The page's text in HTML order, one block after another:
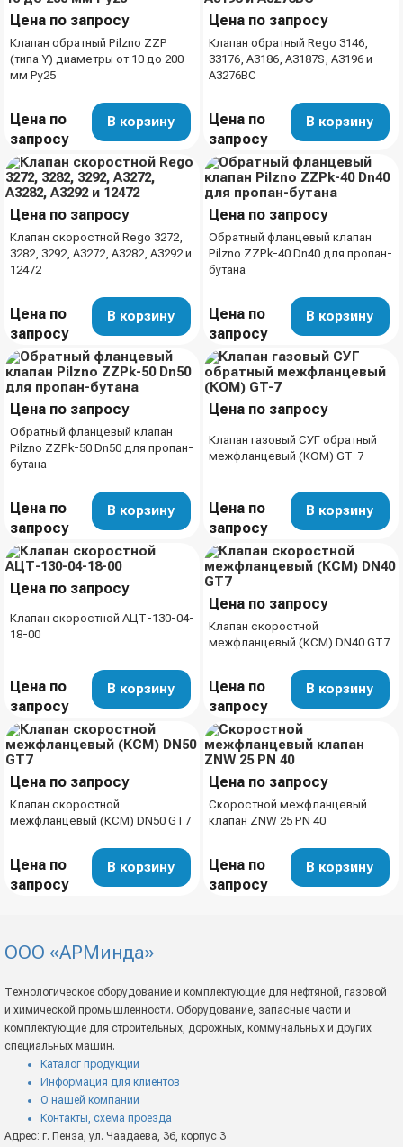
Цена по запросу
Клапан обратный Pilzno ZZP
(типа Y) диаметры от 10 до 200
мм Ру25
Цена по
запросу
В корзину
Цена по запросу
Клапан обратный Rego 3146,
33176, A3186, A3187S, A3196 и
A3276BC
Цена по
запросу
В корзину
Цена по запросу
Клапан скоростной Rego 3272,
3282, 3292, A3272, A3282, A3292 и
12472
Цена по
запросу
В корзину
Цена по запросу
Обратный фланцевый клапан
Pilzno ZZPk-40 Dn40 для пропан-
бутана
Цена по
запросу
В корзину
Цена по запросу
Обратный фланцевый клапан
Pilzno ZZPk-50 Dn50 для пропан-
бутана
Цена по
запросу
В корзину
Цена по запросу
Клапан газовый СУГ обратный
межфланцевый (КОМ) GT-7
Цена по
запросу
В корзину
Цена по запросу
Клапан скоростной АЦТ-130-04-
18-00
Цена по
запросу
В корзину
Цена по запросу
Клапан скоростной
межфланцевый (КСМ) DN40 GT7
Цена по
запросу
В корзину
Цена по запросу
Клапан скоростной
межфланцевый (КСМ) DN50 GT7
Цена по
запросу
В корзину
Цена по запросу
Скоростной межфланцевый
клапан ZNW 25 PN 40
Цена по
запросу
В корзину
ООО «АРМинда»
Технологическое оборудование и комплектующие для нефтяной, газовой
и химической промышленности. Оборудование, запасные части и
комплектующие для строительных, дорожных, коммунальных и других
специальных машин.
Каталог продукции
Информация для клиентов
О нашей компании
Контакты, схема проезда
Адрес: г. Пенза, ул. Чаадаева, 36, корпус 3